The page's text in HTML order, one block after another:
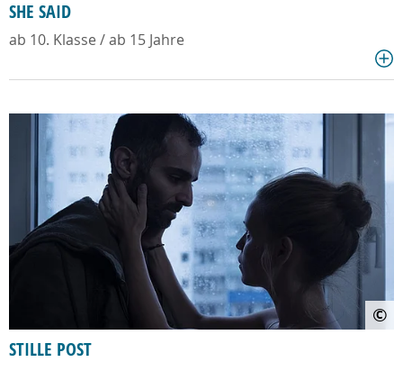
SHE SAID
ab 10. Klasse / ab 15 Jahre
©
STILLE POST